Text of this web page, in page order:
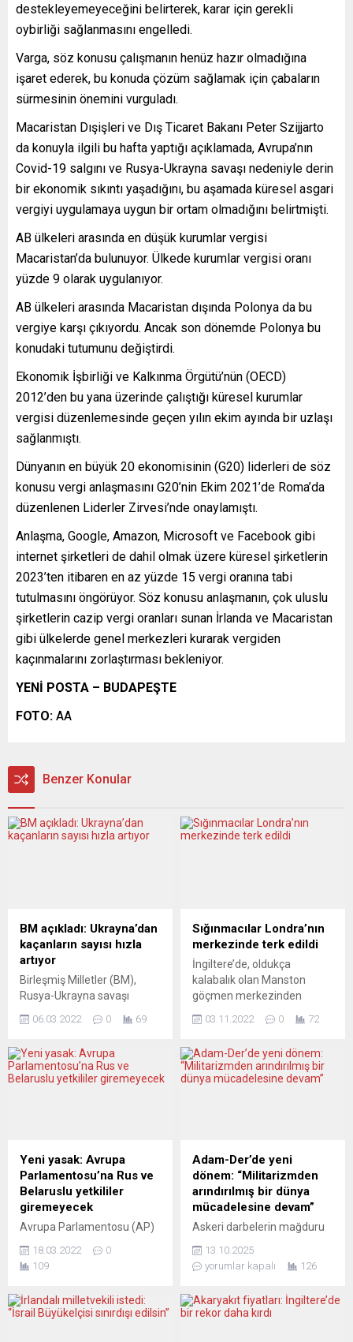
destekleyemeyeceğini belirterek, karar için gerekli
oybirliği sağlanmasını engelledi.
Varga, söz konusu çalışmanın henüz hazır olmadığına
işaret ederek, bu konuda çözüm sağlamak için çabaların
sürmesinin önemini vurguladı.
Macaristan Dışişleri ve Dış Ticaret Bakanı Peter Szijjarto
da konuyla ilgili bu hafta yaptığı açıklamada, Avrupa’nın
Covid-19 salgını ve Rusya-Ukrayna savaşı nedeniyle derin
bir ekonomik sıkıntı yaşadığını, bu aşamada küresel asgari
vergiyi uygulamaya uygun bir ortam olmadığını belirtmişti.
AB ülkeleri arasında en düşük kurumlar vergisi
Macaristan’da bulunuyor. Ülkede kurumlar vergisi oranı
yüzde 9 olarak uygulanıyor.
AB ülkeleri arasında Macaristan dışında Polonya da bu
vergiye karşı çıkıyordu. Ancak son dönemde Polonya bu
konudaki tutumunu değiştirdi.
Ekonomik İşbirliği ve Kalkınma Örgütü’nün (OECD)
2012’den bu yana üzerinde çalıştığı küresel kurumlar
vergisi düzenlemesinde geçen yılın ekim ayında bir uzlaşı
sağlanmıştı.
Dünyanın en büyük 20 ekonomisinin (G20) liderleri de söz
konusu vergi anlaşmasını G20’nin Ekim 2021’de Roma’da
düzenlenen Liderler Zirvesi’nde onaylamıştı.
Anlaşma, Google, Amazon, Microsoft ve Facebook gibi
internet şirketleri de dahil olmak üzere küresel şirketlerin
2023’ten itibaren en az yüzde 15 vergi oranına tabi
tutulmasını öngörüyor. Söz konusu anlaşmanın, çok uluslu
şirketlerin cazip vergi oranları sunan İrlanda ve Macaristan
gibi ülkelerde genel merkezleri kurarak vergiden
kaçınmalarını zorlaştırması bekleniyor.
YENİ POSTA – BUDAPEŞTE
FOTO: AA
Benzer Konular
BM açıkladı: Ukrayna’dan
kaçanların sayısı hızla
artıyor
Birleşmiş Milletler (BM),
Rusya-Ukrayna savaşı
368 bin 864 mültecinin
geçtiğini bildirdi. BM
Mülteciler Yüksek
verileri paylaştı. Açıklamada,
24 Şubat-4 Mart arasında
yarıdan fazlası Polonya’ya
olmak üzere 1 milyon 368
bin 864 mültecinin...
06.03.2022 0 69
Sığınmacılar Londra’nın
merkezinde terk edildi
İngiltere’de, oldukça
kalabalık olan Manston
göçmen merkezinden
başkent Londra’nın
“Under One Sky” adlı
evsizlere destek olan
kıyafetleri olmadan akşam
saatlerinde başkentteki
Victoria tren istasyonuna
bırakıldı. Soğuk hava ve
03.11.2022 0 72
Yeni yasak: Avrupa
Parlamentosu’na Rus ve
Belaruslu yetkililer
giremeyecek
Avrupa Parlamentosu (AP)
Rus ve Belaruslu diplomat
ve hükümet yetkililerinin AP
yasaklandığını duyurdu.
Roberta Metsola, yaptığı
18.03.2022
0
109
Adam-Der’de yeni
dönem: “Militarizmden
arındırılmış bir dünya
mücadelesine devam”
Askeri darbelerin mağduru
örgütü ADAM-DER, sekizinci
genel kurulunu tamamladı.
Emekli Üsteğmen Mehmet
13.10.2025
yorumlar kapalı
126